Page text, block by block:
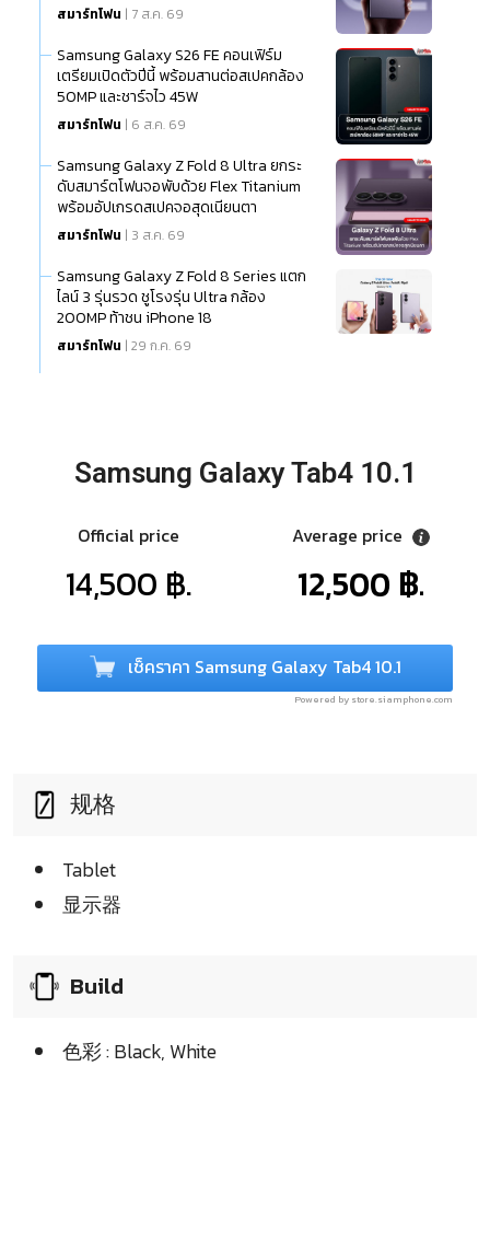
สมาร์ทโฟน | 7 ส.ค. 69
Samsung Galaxy S26 FE คอนเฟิร์ม
เตรียมเปิดตัวปีนี้ พร้อมสานต่อสเปคกล้อง
50MP และชาร์จไว 45W
สมาร์ทโฟน | 6 ส.ค. 69
Samsung Galaxy Z Fold 8 Ultra ยกระ
ดับสมาร์ตโฟนจอพับด้วย Flex Titanium
พร้อมอัปเกรดสเปคจอสุดเนียนตา
สมาร์ทโฟน | 3 ส.ค. 69
Samsung Galaxy Z Fold 8 Series แตก
ไลน์ 3 รุ่นรวด ชูโรงรุ่น Ultra กล้อง
200MP ท้าชน iPhone 18
สมาร์ทโฟน | 29 ก.ค. 69
Samsung Galaxy Tab4 10.1
Official price
14,500 ฿.
Average price
12,500 ฿.
เช็คราคา Samsung Galaxy Tab4 10.1
Powered by store.siamphone.com
规格
Tablet
显示器
Build
色彩 : Black, White